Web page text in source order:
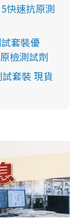
快速抗原測
套裝優
檢測試劑
套裝 現貨